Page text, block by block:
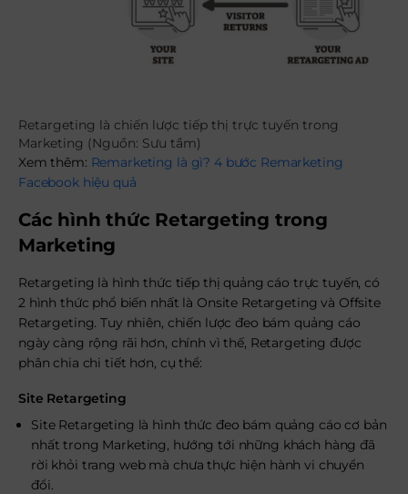
Retargeting là chiến lược tiếp thị trực tuyến trong
Marketing (Nguồn: Sưu tầm)
Xem thêm: Remarketing là gì? 4 bước Remarketing
Facebook hiệu quả
Các hình thức Retargeting trong
Marketing
Retargeting là hình thức tiếp thị quảng cáo trực tuyến, có
2 hình thức phổ biến nhất là Onsite Retargeting và Offsite
Retargeting. Tuy nhiên, chiến lược đeo bám quảng cáo
ngày càng rộng rãi hơn, chính vì thế, Retargeting được
phân chia chi tiết hơn, cụ thể:
Site Retargeting
Site Retargeting là hình thức đeo bám quảng cáo cơ bản
nhất trong Marketing, hướng tới những khách hàng đã
rời khỏi trang web mà chưa thực hiện hành vi chuyển
đổi.